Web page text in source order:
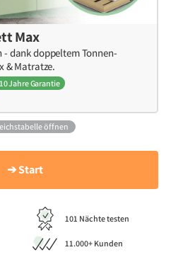
Max
dank doppeltem Tonnen-
& Matratze.
10 Jahre Garantie
öffnen
➔ Start
101 Nächte testen
11.000+ Kunden